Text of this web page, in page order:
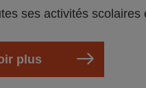
ses activités scolaires
plus